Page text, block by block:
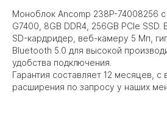
Моноблок Ancomp 238P-74008256 с
G7400, 8GB DDR4, 256GB PCIe SSD.
SD-кардридер, веб-камеру 5 Мп,
Bluetooth 5.0 для высокой
удобства подключения.
Гарантия составляет 12 месяцев,
расширения по запросу у наших